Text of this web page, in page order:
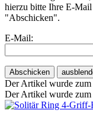
hierzu bitte Ihre E-
"Abschicken".
E-Mail:
Abschicken
Der Artikel wurde
Der Artikel wurde